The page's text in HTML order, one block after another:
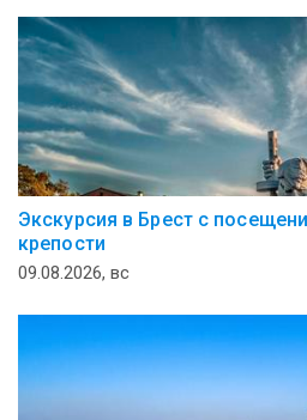
Экскурсия в Брест с
крепости
09.08.2026, вс